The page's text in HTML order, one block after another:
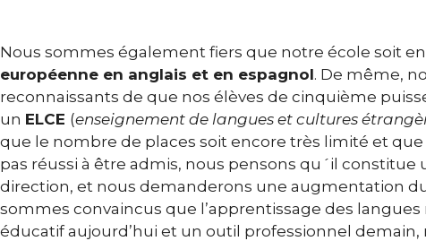
Nous sommes également fiers que notre école soit
européenne en anglais et en espagnol. De même,
reconnaissants de que nos élèves de cinquième
un ELCE (enseignement de langues et cultures
que le nombre de places soit encore très limité et
pas réussi à être admis, nous pensons qu´il constitue
direction, et nous demanderons une augmentation
sommes convaincus que l’apprentissage des
éducatif aujourd’hui et un outil professionnel demain,